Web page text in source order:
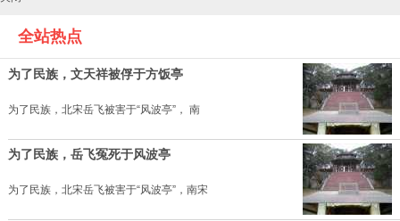
全站热点
为了民族，文天祥被俘于方饭亭
为了民族，北宋岳飞被害于“风波亭”， 南
为了民族，岳飞冤死于风波亭
为了民族，北宋岳飞被害于“风波亭”，南宋